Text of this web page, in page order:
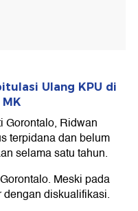
Ulang KPU di
Gorontalo, Ridwan
terpidana dan belum
selama satu tahun.
Meski pada
diskualifikasi.